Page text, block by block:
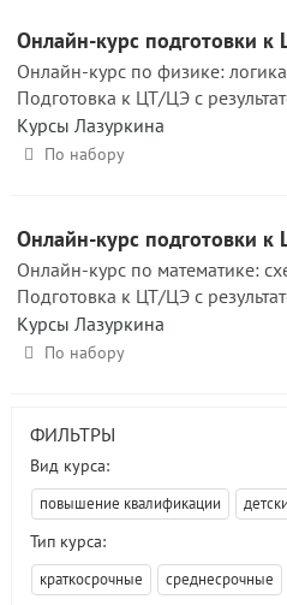
Онлайн-курс подготовки
Онлайн-курс по физике:
Подготовка к ЦТ/ЦЭ с
Курсы Лазуркина
По набору
Онлайн-курс подготовки
Онлайн-курс по математике:
Подготовка к ЦТ/ЦЭ с
Курсы Лазуркина
По набору
ФИЛЬТРЫ
Вид курса:
повышение квалификации
Тип курса:
краткосрочные среднесрочные